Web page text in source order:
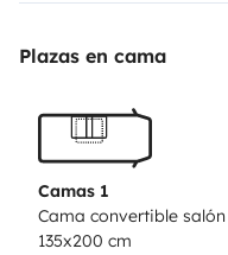
Alarma. Portabicis.
preparada para unas
¡Disfruta de la libertad!
Plazas en cama
Camas 1
Cama convertible salón
135x200 cm